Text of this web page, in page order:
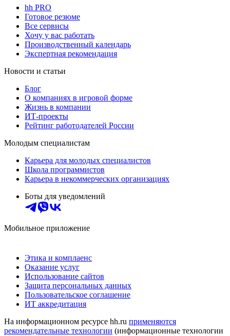
hh PRO
Готовое резюме
Все сервисы
Хочу у вас работать
Производственный календарь
Экспертная рекомендация
Новости и статьи
Блог
О компаниях в игровой форме
Жизнь в компании
ИТ-проекты
Рейтинг работодателей России
Молодым специалистам
Карьера для молодых специалистов
Школа программистов
Карьера в некоммерческих организациях
Боты для уведомлений
Мобильное приложение
Этика и комплаенс
Оказание услуг
Использование сайтов
Защита персональных данных
Пользовательское соглашение
ИТ аккредитация
На информационном ресурсе hh.ru применяются
рекомендательные технологии (информационные технологии